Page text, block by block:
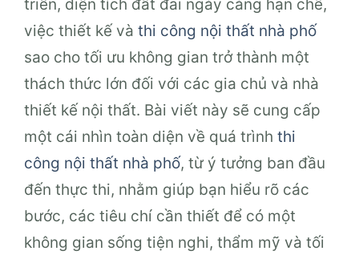
triển, diện tích đất đai ngày càng hạn chế,
việc thiết kế và thi công nội thất nhà phố
sao cho tối ưu không gian trở thành một
thách thức lớn đối với các gia chủ và nhà
thiết kế nội thất. Bài viết này sẽ cung cấp
một cái nhìn toàn diện về quá trình thi
công nội thất nhà phố, từ ý tưởng ban đầu
đến thực thi, nhằm giúp bạn hiểu rõ các
bước, các tiêu chí cần thiết để có một
không gian sống tiện nghi, thẩm mỹ và tối